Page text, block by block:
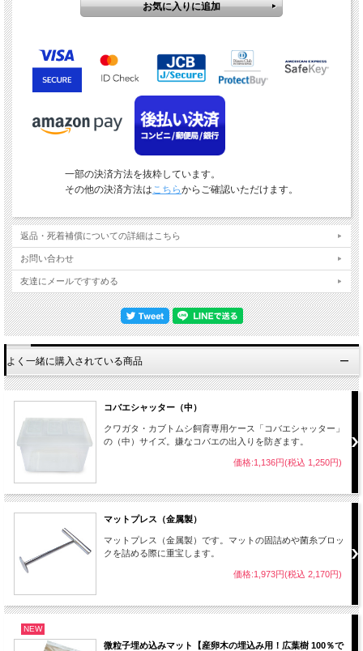
一部の決済方法を抜粋しています。
その他の決済方法は こちらからご確認いただけます。
返品・死着補償についての詳細はこちら
お問い合わせ
友達にメールですすめる
よく一緒に購入されている商品
コバエシャッター（中）
クワガタ・カブトムシ飼育専用ケース「コバエシャッター」
の（中）サイズ。嫌なコバエの出入りを防ぎます。
価格:1,136円(税込 1,250円)
マットプレス（金属製）
マットプレス（金属製）です。マットの固詰めや菌糸ブロッ
クを詰める際に重宝します。
価格:1,973円(税込 2,170円)
NEW
微粒子埋め込みマット【産卵木の埋込み用！広葉樹 100％で